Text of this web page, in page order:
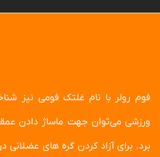
فوم رولر با نام غلتک فومی نیز
ورزشی می‌توان جهت ماساژ دادن
برد. برای آزاد کردن گره های عضلانی